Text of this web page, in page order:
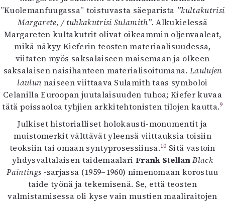
”Kuolemanfuugassa” toistuvasta säeparista ”kultakutrisi
Margarete, / tuhkakutrisi Sulamith”. Alkukielessä
Margareten kultakutrit olivat oikeammin oljenvaaleat,
mikä näkyy Kieferin teosten materiaalisuudessa,
viitaten myös saksalaiseen maisemaan ja olkeen
saksalaisen naisihanteen materialisoitumana. Laulujen
laulun naiseen viittaava Sulamith taas symboloi
Celanilla Euroopan juutalaisuuden tuhoa; Kiefer kuvaa
tätä poissaoloa tyhjien arkkitehtonisten tilojen kautta.9
Julkiset historialliset holokausti-monumentit ja
muistomerkit välttävät yleensä viittauksia toisiin
teoksiin tai omaan syntyprosessiinsa.10 Sitä vastoin
yhdysvaltalaisen taidemaalari Frank StellanBlack
Paintings -sarjassa (1959–1960) nimenomaan korostuu
taide työnä ja tekemisenä. Se, että teosten
valmistamisessa oli kyse vain mustien maaliraitojen